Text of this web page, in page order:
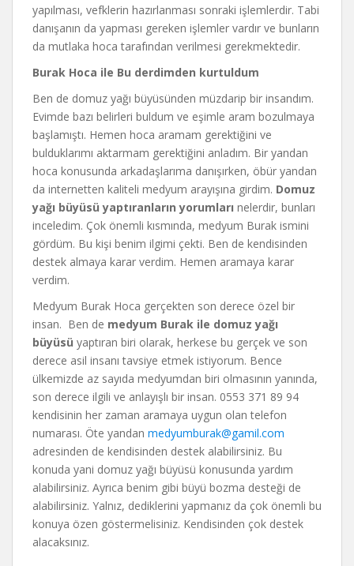
yapılması, vefklerin hazırlanması sonraki işlemlerdir. Tabi
danışanın da yapması gereken işlemler vardır ve bunların
da mutlaka hoca tarafından verilmesi gerekmektedir.
Burak Hoca ile Bu derdimden kurtuldum
Ben de domuz yağı büyüsünden müzdarip bir insandım.
Evimde bazı belirleri buldum ve eşimle aram bozulmaya
başlamıştı. Hemen hoca aramam gerektiğini ve
bulduklarımı aktarmam gerektiğini anladım. Bir yandan
hoca konusunda arkadaşlarıma danışırken, öbür yandan
da internetten kaliteli medyum arayışına girdim. Domuz
yağı büyüsü yaptıranların yorumları nelerdir, bunları
inceledim. Çok önemli kısmında, medyum Burak ismini
gördüm. Bu kişi benim ilgimi çekti. Ben de kendisinden
destek almaya karar verdim. Hemen aramaya karar
verdim.
Medyum Burak Hoca gerçekten son derece özel bir
insan. Ben de medyum Burak ile domuz yağı
büyüsü yaptıran biri olarak, herkese bu gerçek ve son
derece asil insanı tavsiye etmek istiyorum. Bence
ülkemizde az sayıda medyumdan biri olmasının yanında,
son derece ilgili ve anlayışlı bir insan. 0553 371 89 94
kendisinin her zaman aramaya uygun olan telefon
numarası. Öte yandan medyumburak@gamil.com
adresinden de kendisinden destek alabilirsiniz. Bu
konuda yani domuz yağı büyüsü konusunda yardım
alabilirsiniz. Ayrıca benim gibi büyü bozma desteği de
alabilirsiniz. Yalnız, dediklerini yapmanız da çok önemli bu
konuya özen göstermelisiniz. Kendisinden çok destek
alacaksınız.